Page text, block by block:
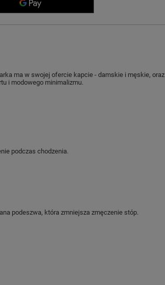
ma w swojej ofercie kapcie - damskie i męskie,
i modowego minimalizmu.
podczas chodzenia.
podeszwa, która zmniejsza zmęczenie stóp.